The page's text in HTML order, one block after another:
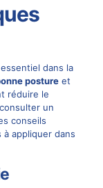
dans la
postureet
réduire le
un
conseils
appliquer dans